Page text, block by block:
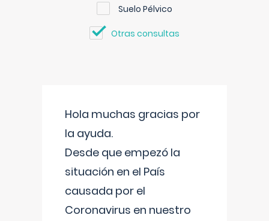
Suelo Pélvico
Otras consultas
Hola muchas gracias por
la ayuda.
Desde que empezó la
situación en el País
causada por el
Coronavirus en nuestro